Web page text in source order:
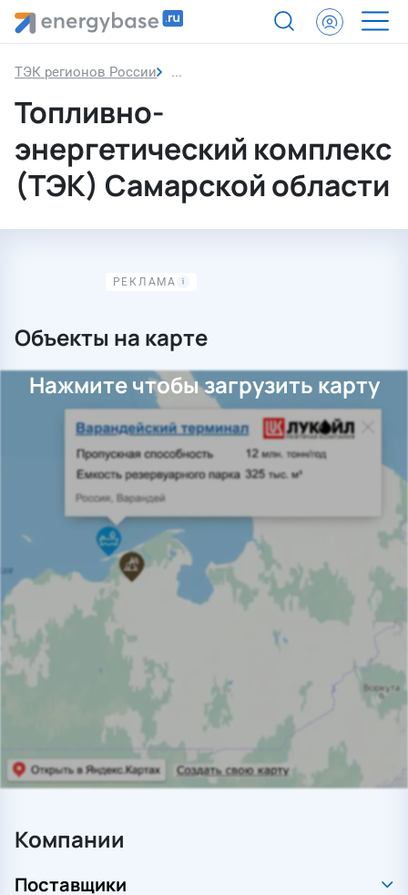
ТЭК регионов России Самарская область
Топливно-
энергетический комплекс
(ТЭК) Самарской области
Объекты на карте
Нажмите чтобы загрузить карту
Компании